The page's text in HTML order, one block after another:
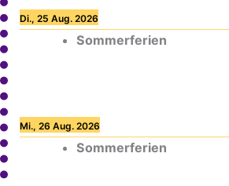
Di., 25 Aug. 2026
Sommerferien
Mi., 26 Aug. 2026
Sommerferien